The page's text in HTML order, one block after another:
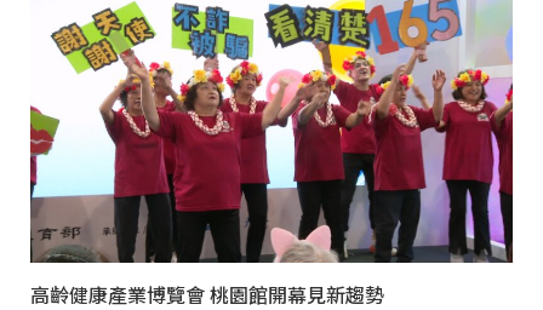
高齡健康產業博覽會 桃園館開幕見新趨勢